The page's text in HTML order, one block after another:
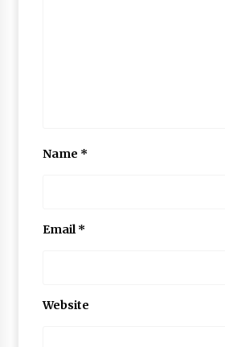
Name *
Email*
Website